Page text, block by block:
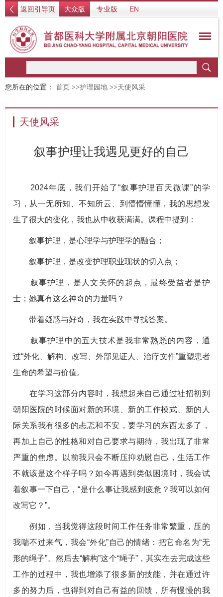
返回引导页 大众版 专业版 EN
您所在的位置： 首页 >>护理园地 >>天使风采
天使风采
叙事护理让我遇见更好的自己
2024年底，我们开始了“叙事护理百天微课”的学
习，从一无所知、不知所云、到懵懵懂懂，我的思想发
生了很大的变化，我也从中收获满满。课程中提到：
叙事护理，是心理学与护理学的融合；
叙事护理，是改变护理职业现状的切入点；
叙事护理，是人文关怀的起点，最终受益者是护
士；她真有这么神奇的力量吗？
带着疑惑与好奇，我在实践中寻找答案。
叙事护理中的五大技术是我非常熟悉的内容，通
过“外化、解构、改写、外部见证人、治疗文件”重塑患者
生命的希望与价值。
在学习这部分内容时，我想起来自己通过社招初到
朝阳医院的时候面对新的环境、新的工作模式、新的人
际关系我有很多的忐忑和不安，要学习的东西太多了，
再加上自己的性格和对自己要求与期待，我出现了非常
严重的焦虑。以前我只会不断压抑劝慰自己，生活工作
不就该是这个样子吗？如今再遇到类似困境时，我会试
着叙事一下自己，“是什么事让我感到疲惫？我可以如何
改写它？”。
例如，当我觉得这段时间工作任务非常繁重，压的
我喘不过来气，我会“外化”自己的情绪：把它命名为“无
形的绳子”。然后去“解构”这个“绳子”，其实在去完成这些
工作的过程中，我也增添了很多新的技能，并在通过许
多的努力后，也得到对自己有益的回馈，所有慢慢的我